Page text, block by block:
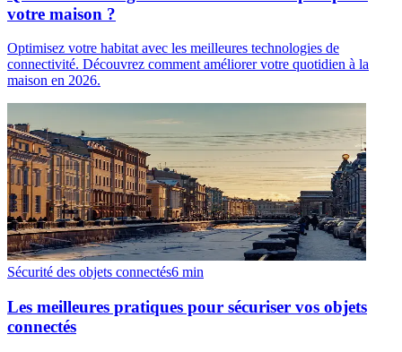
votre maison ?
Optimisez votre habitat avec les meilleures technologies de
connectivité. Découvrez comment améliorer votre quotidien à la
maison en 2026.
Sécurité des objets connectés6 min
Les meilleures pratiques pour sécuriser vos objets
connectés